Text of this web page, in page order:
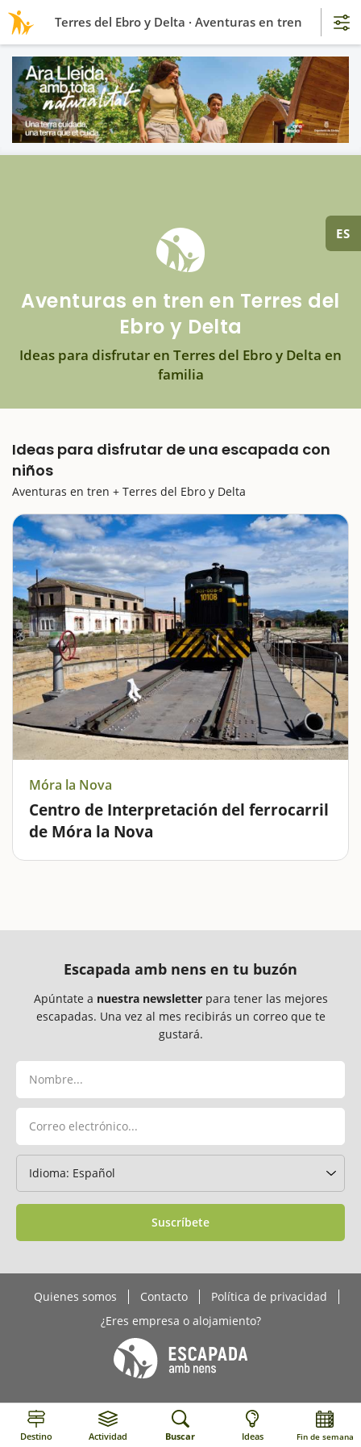
ES
Aventuras en tren en Terres del
Ebro y Delta
Ideas para disfrutar en Terres del Ebro y Delta en
familia
Ideas para disfrutar de una escapada con
niños
Aventuras en tren + Terres del Ebro y Delta
Móra la Nova
Centro de Interpretación del ferrocarril
de Móra la Nova
Móra la Nova tiene un gran pasado ferroviario y en el
niños será cuando…
Escapada amb nens en tu buzón
Apúntate a nuestra newsletterpara tener las mejores
escapadas. Una vez al mes recibirás un correo que te
gustará.
Suscríbete
Quienes somos Contacto
Política de privacidad
¿Eres empresa o alojamiento?
Terres del Ebro y Delta · Aventuras en tren
Destino Actividad Buscar Ideas Fin de semana